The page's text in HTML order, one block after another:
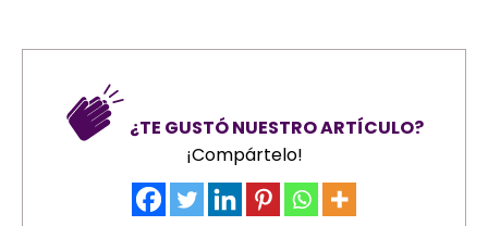
¿TE GUSTÓ NUESTRO ARTÍCULO?
¡Compártelo!